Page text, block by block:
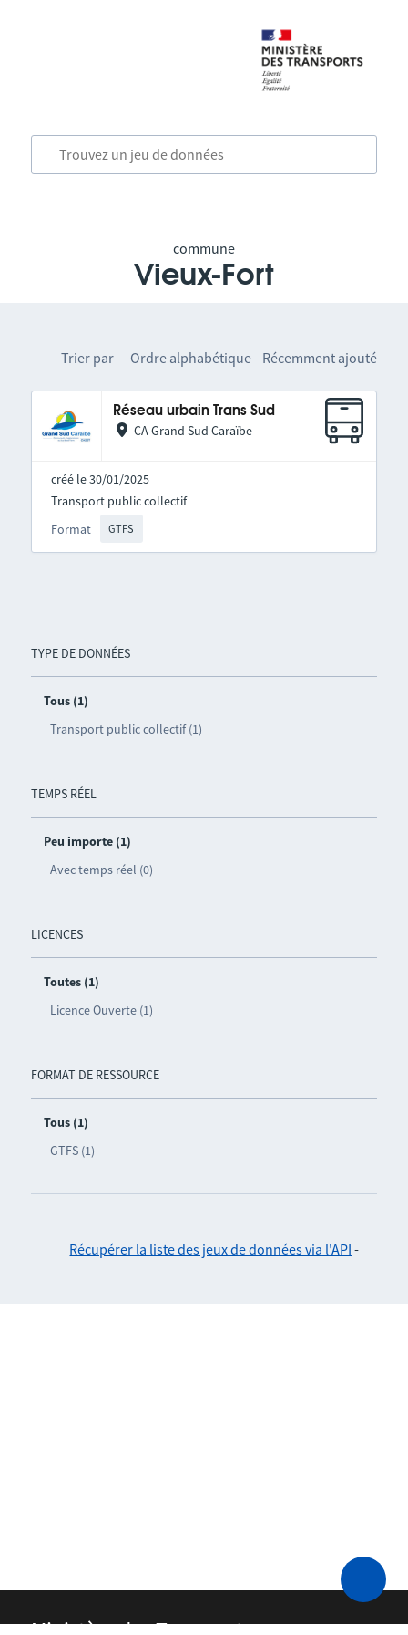
commune
Vieux-Fort
TYPE DE DONNÉES
Tous (1)
Transport public collectif (1)
TEMPS RÉEL
Peu importe (1)
Avec temps réel (0)
LICENCES
Toutes (1)
Licence Ouverte (1)
FORMAT DE RESSOURCE
Tous (1)
GTFS (1)
Trier par Ordre alphabétique Récemment ajouté
Réseau urbain Trans Sud
CA Grand Sud Caraïbe
créé le 30/01/2025
Format GTFS
Transport public collectif
Récupérer la liste des jeux de données via l'API -